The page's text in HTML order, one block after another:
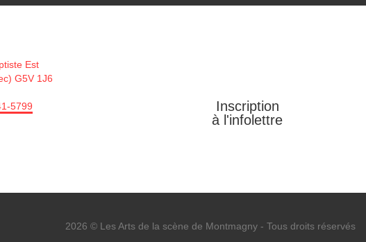
Inscription
à l'infolettre
Est
G5V 1J6
5799
2026 © Les Arts de la scène de Montmagny - Tous droits réservés